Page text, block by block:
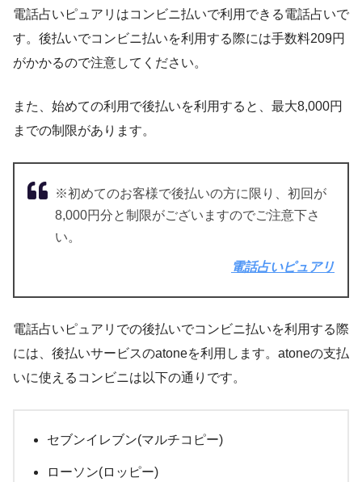
電話占いピュアリはコンビニ払いで利用できる電話占いで
す。後払いでコンビニ払いを利用する際には手数料209円
がかかるので注意してください。
また、始めての利用で後払いを利用すると、最大8,000円
までの制限があります。
※初めてのお客様で後払いの方に限り、初回が
8,000円分と制限がございますのでご注意下さ
い。
電話占いピュアリ
電話占いピュアリでの後払いでコンビニ払いを利用する際
には、後払いサービスのatoneを利用します。atoneの支払
いに使えるコンビニは以下の通りです。
セブンイレブン(マルチコピー)
ローソン(ロッピー)